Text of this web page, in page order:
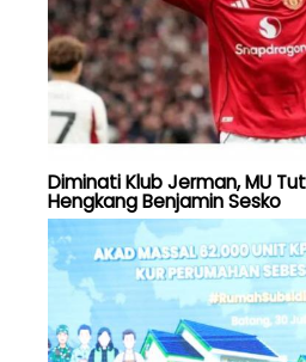
Diminati Klub Jerman, MU
Hengkang Benjamin Sesko